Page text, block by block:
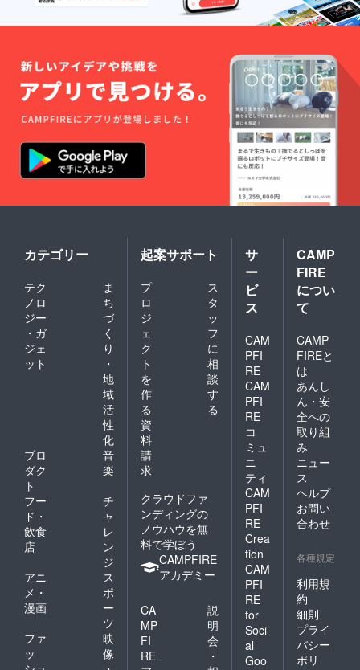
カテゴリー
テク
ノロ
ジー
・ガ
ジェ
ット
ま
ち
づ
く
り
・
地
域
活
性
化
プロ
ダク
ト
音
楽
フー
ド・
飲食
店
チ
ャ
レ
ン
ジ
アニ
メ・
漫画
ス
ポ
ー
ツ
ファ
ッ
映
像
起案サポート
プ
ロ
ジ
ェ
ク
ト
を
作
る
ス
タ
ッ
フ
に
相
談
す
る
資
料
請
求
クラウドファ
ンディングの
ノウハウを無
料で学ぼう
CAMPFIRE
アカデミー
CA
MP
FI
RE
説
明
会
・
サ
ー
ビ
ス
CAM
PFI
RE
CAM
PFI
RE
コ
ミュ
ニ
ティ
CAM
PFI
RE
Crea
tion
CAM
PFI
RE
for
Soci
al
Goo
CAMP
FIRE
につい
て
CAMP
FIREと
は
あんし
ん・安
全への
取り組
み
ニュー
ス
ヘルプ
お問い
合わせ
各種規定
利用規
約
細則
プライ
バシー
ポリ